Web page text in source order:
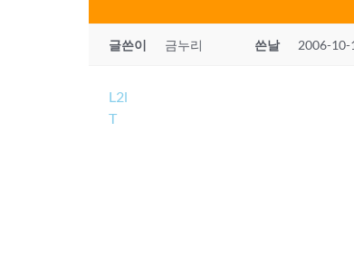
글쓴이 금누리 쓴날 2006-10-
L2l
T